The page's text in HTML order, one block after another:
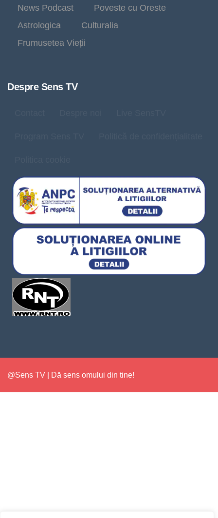
News Podcast
Poveste cu Oreste
Astrologica
Culturalia
Frumusetea Vieții
Despre Sens TV
@Sens TV | Dă sens omului din tine!